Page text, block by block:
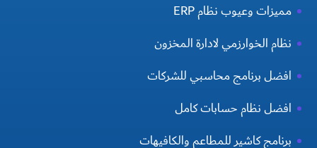
مميزات وعيوب نظام ERP
نظام الخوارزمي لادارة المخزون
افضل برنامج محاسبي للشركات
افضل نظام حسابات كامل
برنامج كاشير للمطاعم والكافيهات